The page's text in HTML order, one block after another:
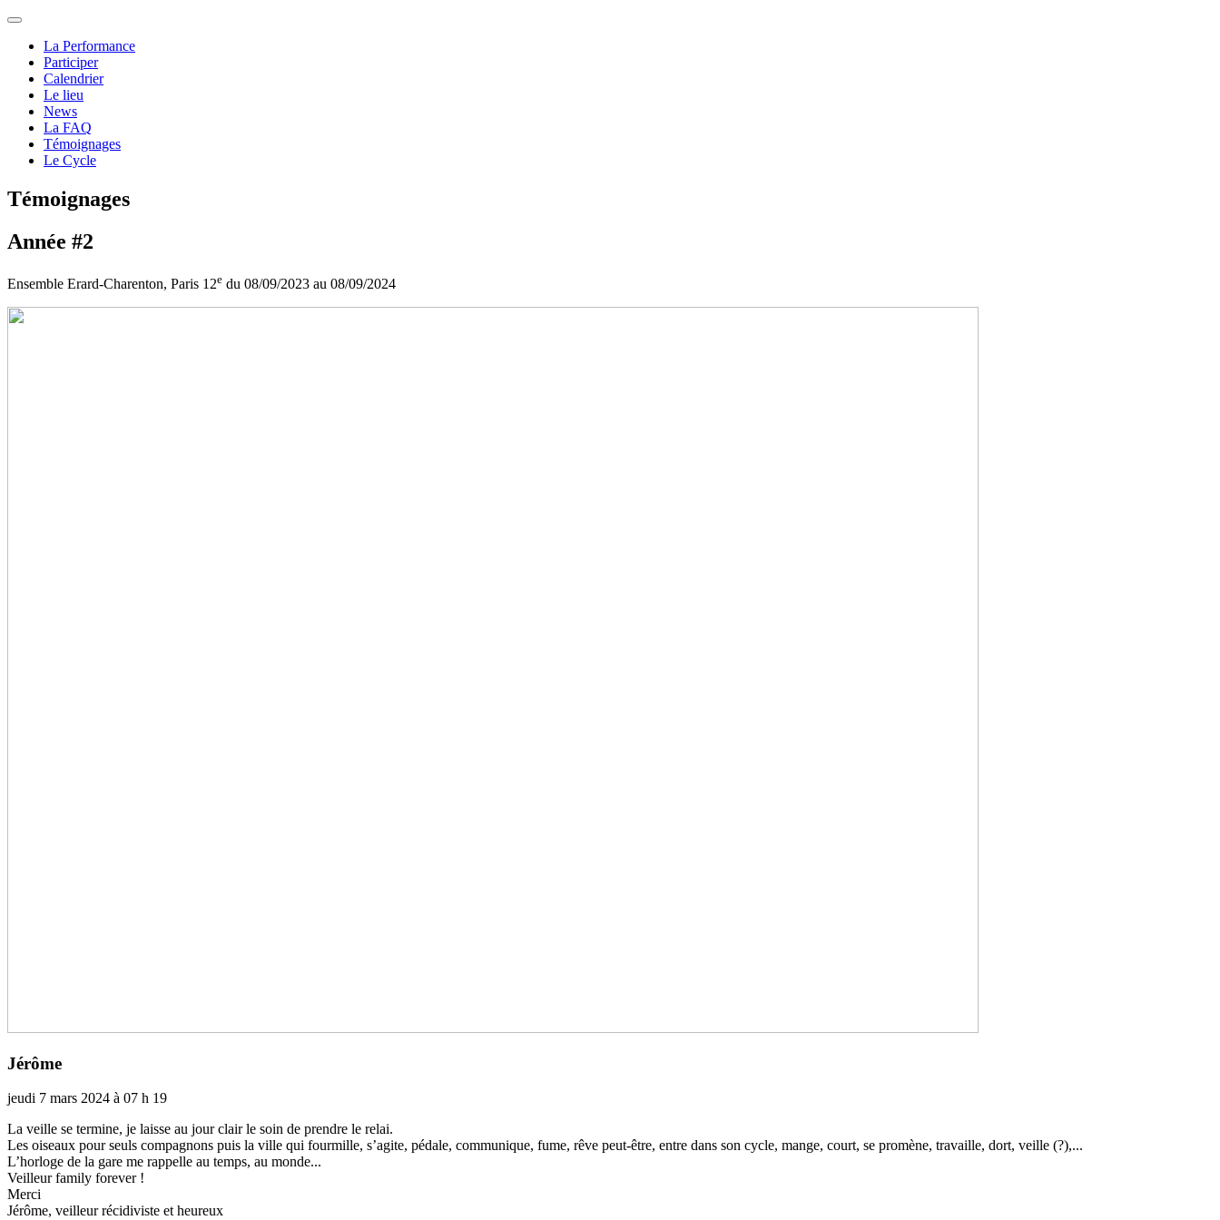
La Performance
Participer
Calendrier
Le lieu
News
La FAQ
Témoignages
Le Cycle
Témoignages
Année #2
Ensemble Erard-Charenton, Paris 12e du 08/09/2023 au 08/09/2024
Jérôme
jeudi 7 mars 2024 à 07 h 19
La veille se ter­mine, je laisse au jour clair le soin de pren­dre le relai.
Les oiseaux pour seuls com­pa­gnons puis la ville qui four­mille, s’agite, pédale, com­mu­ni­que, fume, rêve peut-être, entre dans son cycle, mange, court, se pro­mène, tra­vaille, dort, veille (?),...
L’hor­loge de la gare me rap­pelle au temps, au monde...
Veilleur family fore­ver !
Merci
Jérôme, veilleur réci­di­viste et heu­reux